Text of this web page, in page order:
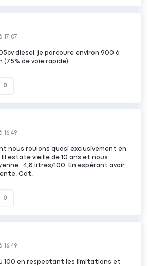
17:07
diesel, je parcoure environ 900 à
(75% de voie rapide)
0
16:49
nous roulons quasi exclusivement en
estate vieille de 10 ans et nous
: 4,8 litres/100. En espérant avoir
Cdt.
0
16:49
100 en respectant les limitations et